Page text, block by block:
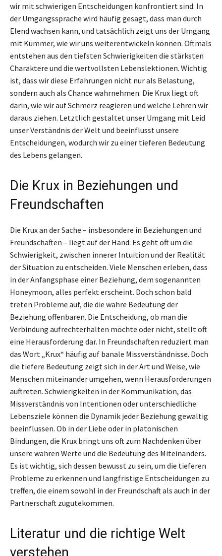
wir mit schwierigen Entscheidungen konfrontiert sind. In
der Umgangssprache wird häufig gesagt, dass man durch
Elend wachsen kann, und tatsächlich zeigt uns der Umgang
mit Kummer, wie wir uns weiterentwickeln können. Oftmals
entstehen aus den tiefsten Schwierigkeiten die stärksten
Charaktere und die wertvollsten Lebenslektionen. Wichtig
ist, dass wir diese Erfahrungen nicht nur als Belastung,
sondern auch als Chance wahrnehmen. Die Krux liegt oft
darin, wie wir auf Schmerz reagieren und welche Lehren wir
daraus ziehen. Letztlich gestaltet unser Umgang mit Leid
unser Verständnis der Welt und beeinflusst unsere
Entscheidungen, wodurch wir zu einer tieferen Bedeutung
des Lebens gelangen.
Die Krux in Beziehungen und
Freundschaften
Die Krux an der Sache – insbesondere in Beziehungen und
Freundschaften – liegt auf der Hand: Es geht oft um die
Schwierigkeit, zwischen innerer Intuition und der Realität
der Situation zu entscheiden. Viele Menschen erleben, dass
in der Anfangsphase einer Beziehung, dem sogenannten
Honeymoon, alles perfekt erscheint. Doch schon bald
treten Probleme auf, die die wahre Bedeutung der
Beziehung offenbaren. Die Entscheidung, ob man die
Verbindung aufrechterhalten möchte oder nicht, stellt oft
eine Herausforderung dar. In Freundschaften reduziert man
das Wort „Krux“ häufig auf banale Missverständnisse. Doch
die tiefere Bedeutung zeigt sich in der Art und Weise, wie
Menschen miteinander umgehen, wenn Herausforderungen
auftreten. Schwierigkeiten in der Kommunikation, das
Missverständnis von Intentionen oder unterschiedliche
Lebensziele können die Dynamik jeder Beziehung gewaltig
beeinflussen. Ob in der Liebe oder in platonischen
Bindungen, die Krux bringt uns oft zum Nachdenken über
unsere wahren Werte und die Bedeutung des Miteinanders.
Es ist wichtig, sich dessen bewusst zu sein, um die tieferen
Probleme zu erkennen und langfristige Entscheidungen zu
treffen, die einem sowohl in der Freundschaft als auch in der
Partnerschaft zugutekommen.
Literatur und die richtige Welt
verstehen